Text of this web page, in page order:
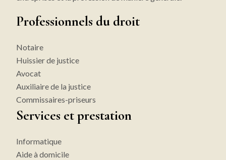
Professionnels du droit
Notaire
Huissier de justice
Avocat
Auxiliaire de la justice
Commissaires-priseurs
Services et prestation
Informatique
Aide à domicile